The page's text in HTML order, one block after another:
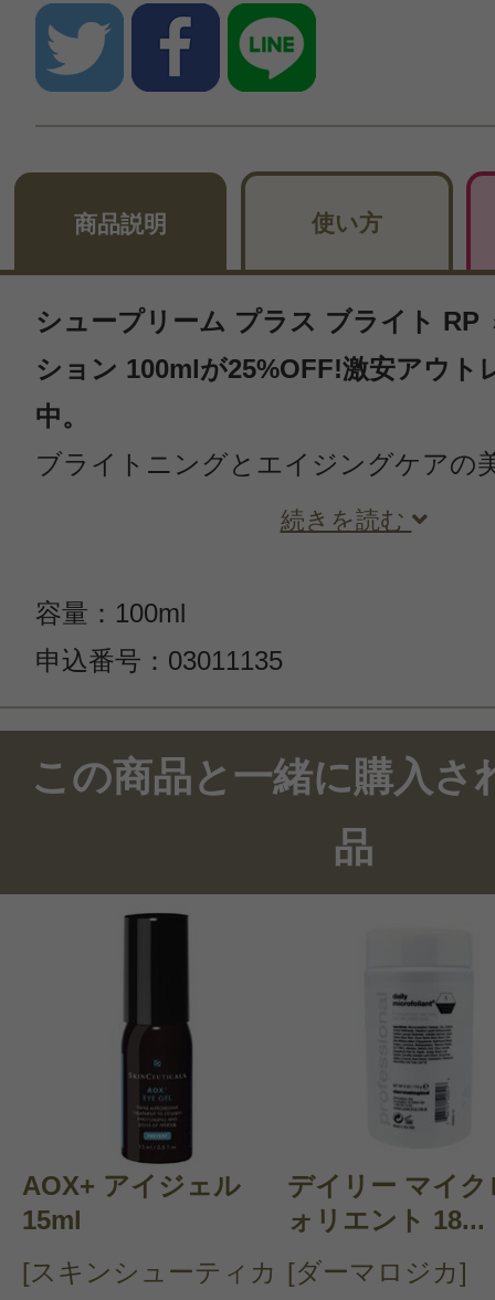
商品説明 使い方
シュープリーム プラス ブライト RP
ション 100mlが25%OFF!激安アウト
中。
ブライトニングとエイジングケアの
続きを読む
容量：100ml
申込番号：03011135
このコスメのレビューを書いて
クチコミを投稿する
CT 会員様は、
マイページの「購
らクチコミ投稿すると1 商品に
ントプレゼント！
この商品と一緒に購入さ
品
AOX+ アイジェル
15ml
[スキンシューティカ
デイリー マイク
ォリエント 18...
[ダーマロジカ]